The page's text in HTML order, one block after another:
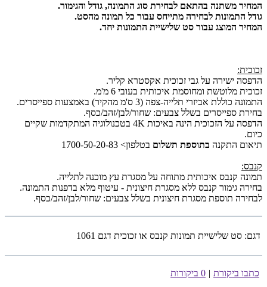
המחיר משתנה בהתאם לבחירת סוג התמונה, גודל והגימור.
גודל התמונות לבחירה מתייחס עבור כל תמונה מהסט.
המחיר המוצג עבור סט שלישיית התמונות יחד.
זכוכית:
הדפסה ישירה על גבי זכוכית אקסטרא קליר.
זכוכית מלוטשת ומחוסמת איכותית בעובי 6 מ'מ.
התמונה כוללת אביזרי תלייה-צפה (3 ס'מ מהקיר) באמצעות ספייסרים.
בחירת ספייסרים בשלל צבעים: שחור/לבן/זהב/כסף.
הדפסה על הזכוכית הינה באיכות 4K בטכנולוגיה המתקדמות שקיים
כיום.
תיאום התקנה בתוספת תשלום בטלפון> 1700-50-20-83
קנבס:
תמונה קנבס איכותית מתוחה על מסגרת עץ מוכנה לתלייה.
בחירה גימור קנבס ללא מסגרת חיצונית - עיטוף מלא בדפנות התמונה.
לבחירה תוספת מסגרת חיצונית בשלל צבעים: שחור/לבן/זהב/כסף.
דגם: סט שלישיית תמונות קנבס או זכוכית דגם 1061
כתבו ביקורת | 0 ביקורות